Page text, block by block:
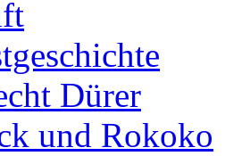
Dürer
und Rokoko